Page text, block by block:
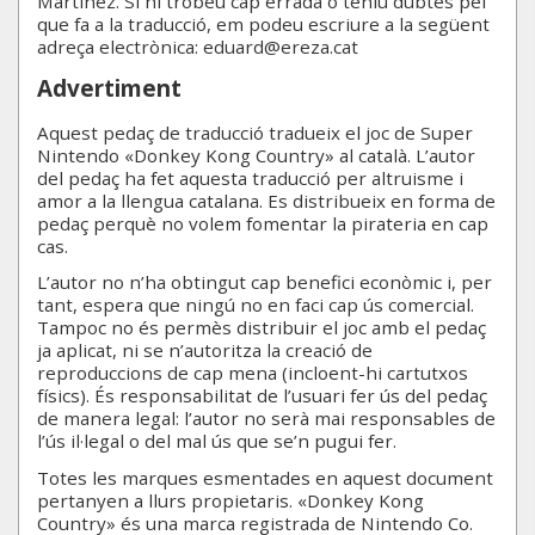
que fa a la traducció, em podeu escriure a la següent
adreça electrònica: eduard@ereza.cat
Advertiment
Aquest pedaç de traducció tradueix el joc de Super
Nintendo «Donkey Kong Country» al català. L’autor
del pedaç ha fet aquesta traducció per altruisme i
amor a la llengua catalana. Es distribueix en forma de
pedaç perquè no volem fomentar la pirateria en cap
cas.
L’autor no n’ha obtingut cap benefici econòmic i, per
tant, espera que ningú no en faci cap ús comercial.
Tampoc no és permès distribuir el joc amb el pedaç
ja aplicat, ni se n’autoritza la creació de
reproduccions de cap mena (incloent-hi cartutxos
físics). És responsabilitat de l’usuari fer ús del pedaç
de manera legal: l’autor no serà mai responsables de
l’ús il·legal o del mal ús que se’n pugui fer.
Totes les marques esmentades en aquest document
pertanyen a llurs propietaris. «Donkey Kong
Country» és una marca registrada de Nintendo Co.